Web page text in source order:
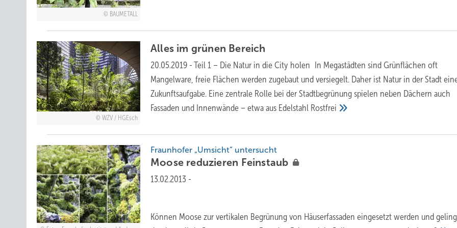
BAUMETALL
WZV / HGEsch
Alles im grünen Bereich
20.05.2019 - Teil 1 – Die Natur in die City holen In Megastädten sind Grünflächen oft
Mangelware, freie Flächen werden zugebaut und versiegelt. Daher ist Natur in der Stadt
Zukunftsaufgabe. Eine zentrale Rolle bei der Stadtbegrünung spielen neben Dächern auch
Fassaden und Innenwände – etwa aus Edelstahl Rostfrei
Fraunhofer „Umsicht“ untersucht
Moose reduzieren Feinstaub
13.02.2013 -
Können Moose zur vertikalen ­Begrünung von Häuserfassaden eingesetzt werden und